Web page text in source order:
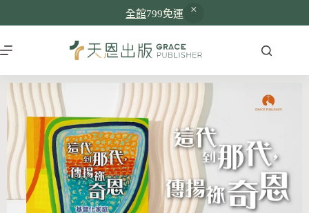
全館799免運